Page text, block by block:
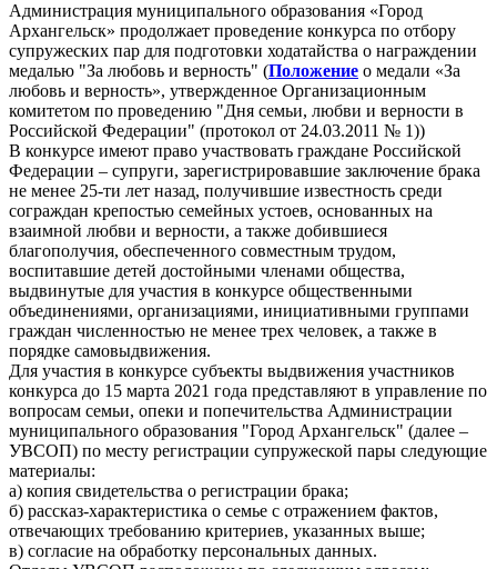
Администрация муниципального образования «Город
Архангельск» продолжает проведение конкурса по отбору
супружеских пар для подготовки ходатайства о награждении
медалью "За любовь и верность" (Положение о медали «За
любовь и верность», утвержденное Организационным
комитетом по проведению "Дня семьи, любви и верности в
Российской Федерации" (протокол от 24.03.2011 № 1))
В конкурсе имеют право участвовать граждане Российской
Федерации ‒ супруги, зарегистрировавшие заключение брака
не менее 25-ти лет назад, получившие известность среди
сограждан крепостью семейных устоев, основанных на
взаимной любви и верности, а также добившиеся
благополучия, обеспеченного совместным трудом,
воспитавшие детей достойными членами общества,
выдвинутые для участия в конкурсе общественными
объединениями, организациями, инициативными группами
граждан численностью не менее трех человек, а также в
порядке самовыдвижения.
Для участия в конкурсе субъекты выдвижения участников
конкурса до 15 марта 2021 года представляют в управление по
вопросам семьи, опеки и попечительства Администрации
муниципального образования "Город Архангельск" (далее –
УВСОП) по месту регистрации супружеской пары следующие
материалы:
а) копия свидетельства о регистрации брака;
б) рассказ-характеристика о семье с отражением фактов,
отвечающих требованию критериев, указанных выше;
в) согласие на обработку персональных данных.